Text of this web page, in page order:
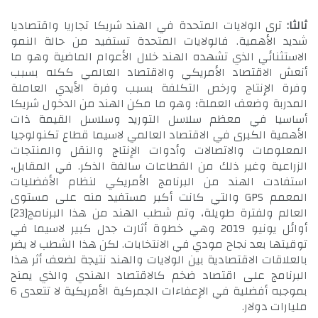
ثالثا: ترى الولايات المتحدة في الهند شريكا تجاريا واقتصاديا
شديد الأهمية. فالولايات المتحدة تستفيد من حالة النمو
الاستثنائي الذي تشهده الهند خلال الأعوام الماضية وهو ما
أنعش الاقتصاد الأمريكي والاقتصاد العالمي ككله بسبب
وفرة الإنتاج ورخص التكلفة بسبب وفرة الأيدي العاملة
المدربة وضعف العملة؛ وهو ما مكن الهند من الدخول شريكا
أساسيا في معظم سلاسل التوريد وسلاسل القيمة ذات
الأهمية الكبرى في الاقتصاد العالمي لاسيما قطاع تكنولوجيا
المعلومات والاتصالات وأدوات الإنتاج والنقل والمنتجات
الزراعية وغير ذلك من القطاعات سالفة الذكر. في المقابل،
استفادت الهند من البرنامج الأمريكي لنظام الأفضليات
المعمم GPS والتي كانت أكبر مستفيد منه على مستوى
العالم ولفترة طويلة، وتم شطب الهند من هذا البرنامج[23]
أوائل يونيو 2019 وهي خطوة أثارت جدل كبير لاسيما في
توقيتها بعد نجاح مودي في الانتخابات. لكن هذا الشطب لا يضر
بالعلاقات الاقتصادية بين الولايات والهند نتيجة لضعف أثر هذا
البرنامج على اقتصاد ضخم كالاقتصاد الهندي والذي يمنح
بموجبه أفضلية في الإعفاءات الجمركية الأمريكية لا تتعدى 6
مليارات دولار.